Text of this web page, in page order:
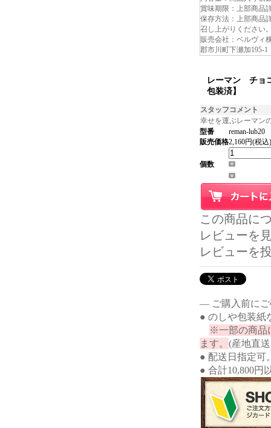
賞味期限：上部商品
保存方法：上部商品
召し上がりください
販売会社：ベルヴ
郡市川町下瀬加195-1
レーマン チョ
包装済】
スタッフコメント
幸せを運ぶレーマン
型番
reman-lub20
販売価格2,160円(税込)
個数
この商品に
レビューを
レビューを
― ご購入前に
● のしや包装紙
※一部の商品
ます。 (産地直
● 配送日指定可
● 合計10,800円